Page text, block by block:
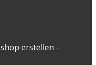
erstellen -